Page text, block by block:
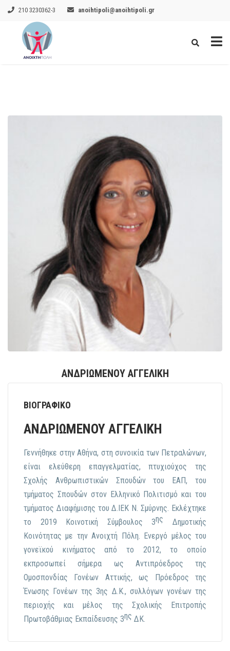
210 3230362-3 anoihtipoli@anoihtipoli.gr
ΑΝΔΡΙΩΜΕΝΟΥ ΑΓΓΕΛΙΚΗ
ΒΙΟΓΡΑΦΙΚΟ
ΑΝΔΡΙΩΜΕΝΟΥ ΑΓΓΕΛΙΚΗ
Γεννήθηκε στην Αθήνα, στη συνοικία των Πετραλώνων,
είναι ελεύθερη επαγγελματίας, πτυχιούχος της
Σχολής Ανθρωπιστικών Σπουδών του ΕΑΠ, του
τμήματος Σπουδών στον Ελληνικό Πολιτισμό και του
τμήματος Διαφήμισης του Δ.ΙΕΚ Ν. Σμύρνης. Εκλέχτηκε
το 2019 Κοινοτική Σύμβουλος 3ης Δημοτικής
Κοινότητας με την Ανοιχτή Πόλη. Ενεργό μέλος του
γονεϊκού κινήματος από το 2012, το οποίο
εκπροσωπεί σήμερα ως Αντιπρόεδρος της
Ομοσπονδίας Γονέων Αττικής, ως Πρόεδρος της
Ένωσης Γονέων της 3ης Δ.Κ., συλλόγων γονέων της
περιοχής και μέλος της Σχολικής Επιτροπής
Πρωτοβάθμιας Εκπαίδευσης 3ης ΔΚ.